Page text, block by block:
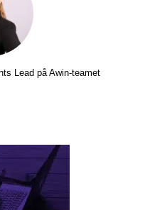
Lead på Awin-teamet